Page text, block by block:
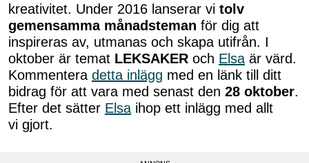
kreativitet. Under 2016 lanserar vi tolv
gemensamma månadsteman för dig att
inspireras av, utmanas och skapa utifrån. I
oktober är temat LEKSAKER och Elsa är värd.
Kommentera detta inlägg med en länk till ditt
bidrag för att vara med senast den 28 oktober.
Efter det sätter Elsa ihop ett inlägg med allt
vi gjort.